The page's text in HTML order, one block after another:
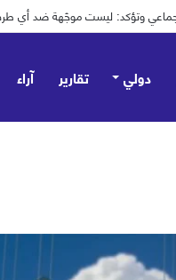
دولي تقارير آراء